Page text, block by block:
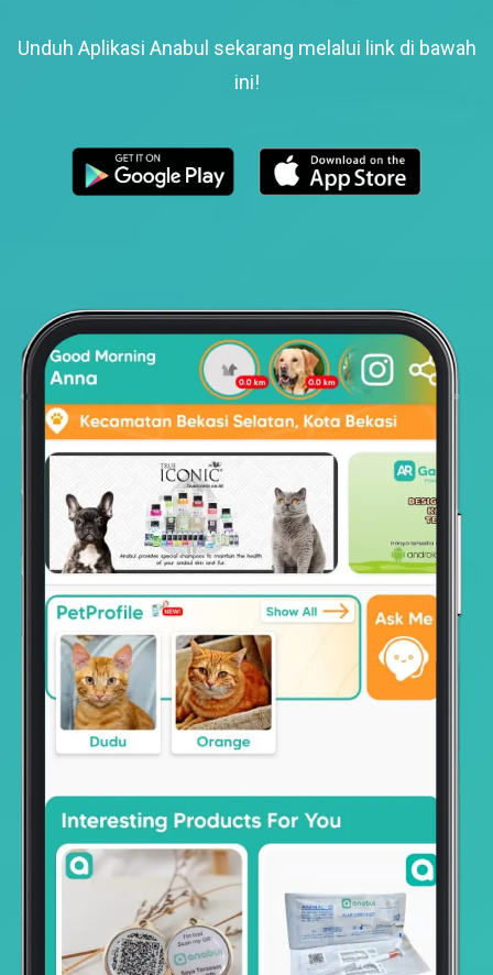
Unduh Aplikasi Anabul sekarang melalui link di bawah
ini!